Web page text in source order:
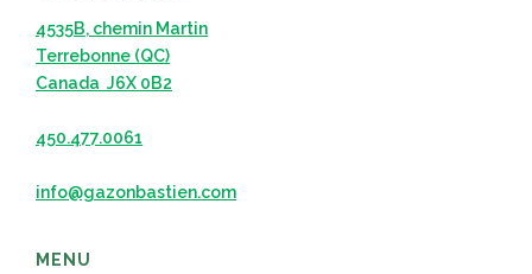
4535B, chemin Martin
Terrebonne (QC)
Canada J6X 0B2
450.477.0061
info@gazonbastien.com
MENU